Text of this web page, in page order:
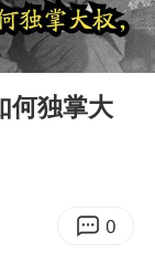
由烟头引起
贯穿浙江
被收150元
市民书》
02:21
何独掌大
0